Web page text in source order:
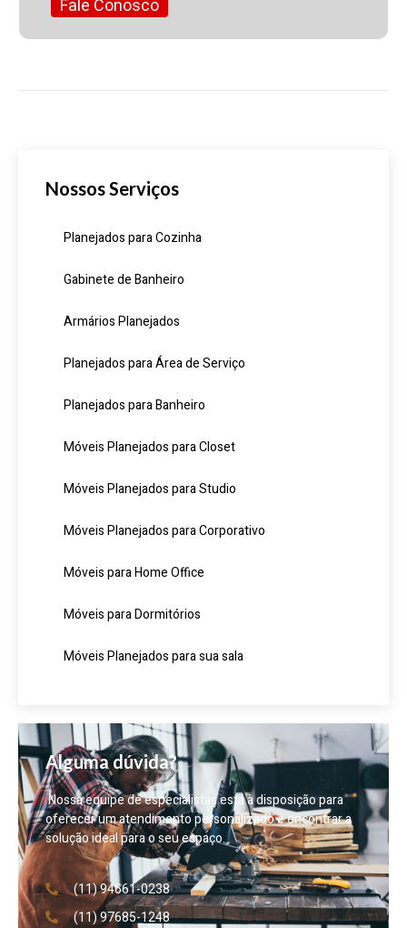
Fale Conosco
Nossos Serviços
Planejados para Cozinha
Gabinete de Banheiro
Armários Planejados
Planejados para Área de Serviço
Planejados para Banheiro
Móveis Planejados para Closet
Móveis Planejados para Studio
Móveis Planejados para Corporativo
Móveis para Home Office
Móveis para Dormitórios
Móveis Planejados para sua sala
Alguma dúvida?
Nossa equipe de especialistas está à disposição para
oferecer um atendimento personalizado e encontrar a
solução ideal para o seu espaço.
(11) 94661-0238
(11) 97685-1248